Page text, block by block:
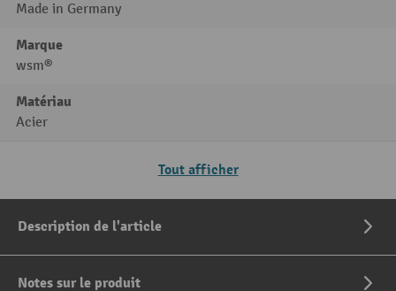
Made in Germany
Marque
wsm®
Matériau
Acier
Tout afficher
Description de l'article
Notes sur le produit